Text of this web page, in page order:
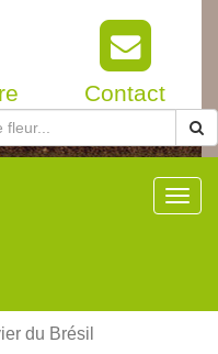
Contact
du Brésil